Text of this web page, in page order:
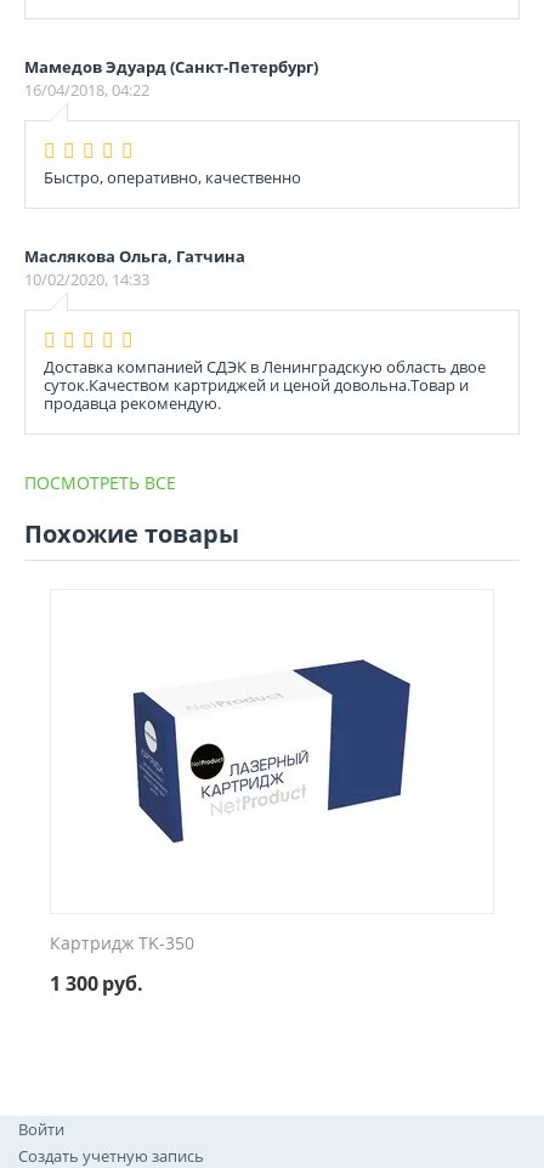
Мамедов Эдуард (Санкт-Петербург)
16/04/2018, 04:22
Быстро, оперативно, качественно
Маслякова Ольга, Гатчина
10/02/2020, 14:33
Доставка компанией СДЭК в Ленинградскую область двое
суток.Качеством картриджей и ценой довольна.Товар и
продавца рекомендую.
ПОСМОТРЕТЬ ВСЕ
Похожие товары
Картридж TK-350
1 300руб.
Войти
Создать учетную запись